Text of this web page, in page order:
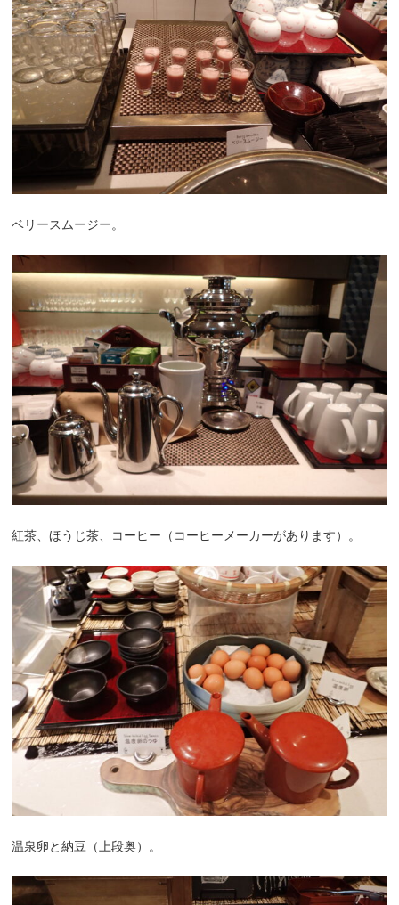
ベリースムージー。
紅茶、ほうじ茶、コーヒー（コーヒーメーカーがあります）。
温泉卵と納豆（上段奥）。